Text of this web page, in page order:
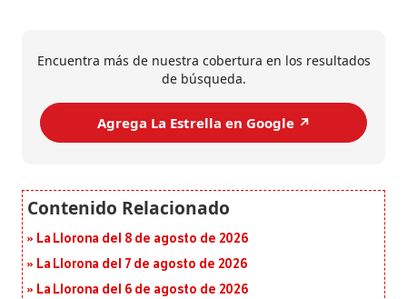
Encuentra más de nuestra cobertura en los resultados
de búsqueda.
Agrega La Estrella en Google ↗️
La Llorona del 8 de agosto de 2026
La Llorona del 7 de agosto de 2026
La Llorona del 6 de agosto de 2026